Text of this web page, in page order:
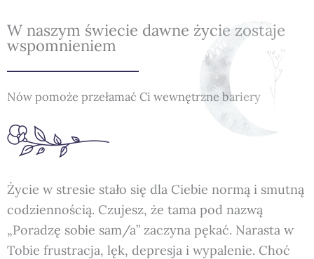
W naszym świecie dawne życie zostaje
wspomnieniem
Nów pomoże przełamać Ci wewnętrzne bariery
Życie w stresie stało się dla Ciebie normą i smutną
codziennością. Czujesz, że tama pod nazwą
„Poradzę sobie sam/a” zaczyna pękać. Narasta w
Tobie frustracja, lęk, depresja i wypalenie. Choć